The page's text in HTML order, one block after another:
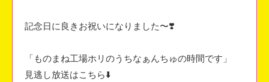
記念日に良きお祝いになりました〜❣️
「ものまね工場ホリのうちなぁんちゅの時間です」
見逃し放送はこちら⬇️